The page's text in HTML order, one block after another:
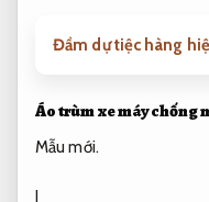
Đầm dự tiệc hàng
Áo trùm xe máy chống
Mẫu mới.